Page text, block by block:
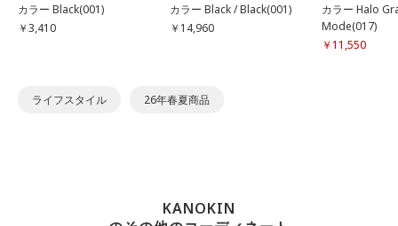
カラー Black(001)
￥3,410
カラー Black / Black(001)
￥14,960
カラー Halo
Mode(017)
￥11,550
ライフスタイル 26年春夏商品
KANOKIN